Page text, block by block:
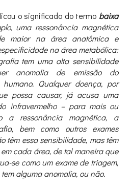
o significado do termo baixa
uma ressonância magnética
maior na área anatômica e
na área metabólica:
tem uma alta sensibilidade
anomalia de emissão do
Qualquer doença, por
possa causar, já acusa uma
infravermelho – para mais ou
ressonância magnética, a
bem como outros exames
têm essa sensibilidade, mas têm
cada área, de tal maneira que
se como um exame de triagem,
alguma anomalia, ou não.